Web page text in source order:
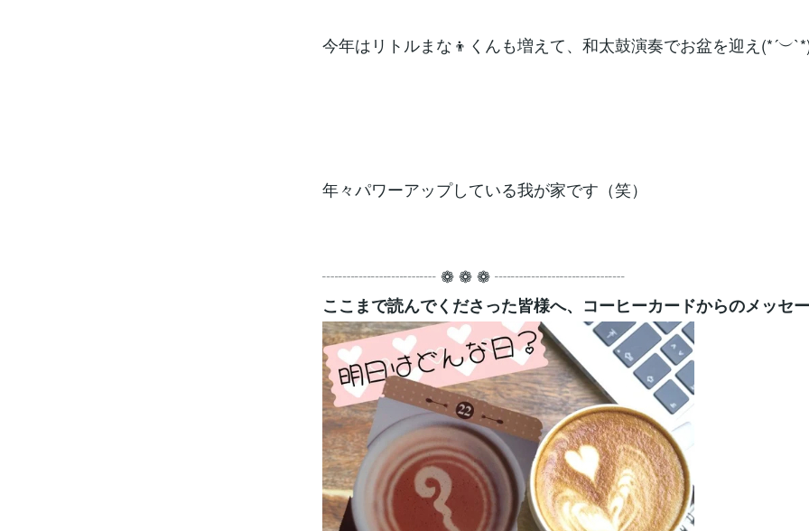
今年はリトルまな👦くんも増えて、和太鼓演奏でお盆を迎え
年々パワーアップしている我が家です（笑）
┈┈┈┈┈┈┈ ❁ ❁ ❁ ┈┈┈┈┈┈┈┈
ここまで読んでくださった皆様へ、コーヒーカードからのメッセ